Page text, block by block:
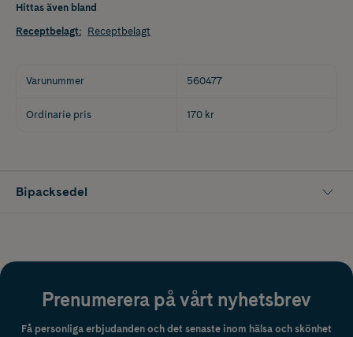
Hittas även bland
Receptbelagt: Receptbelagt
Varunummer 560477
Ordinarie pris 170 kr
Bipacksedel
Prenumerera på vårt nyhetsbrev
Få personliga erbjudanden och det senaste inom hälsa och skönhet